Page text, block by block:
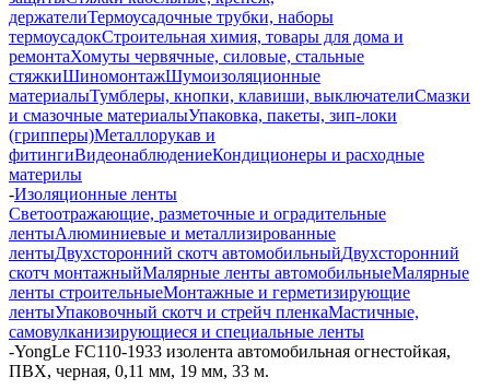
держателиТермоусадочные трубки, наборы
термоусадокСтроительная химия, товары для дома и
ремонтаХомуты червячные, силовые, стальные
стяжкиШиномонтажШумоизоляционные
материалыТумблеры, кнопки, клавиши, выключателиСмазки
и смазочные материалыУпаковка, пакеты, зип-локи
(грипперы)Металлорукав и
фитингиВидеонаблюдениеКондиционеры и расходные
материлы
-Изоляционные ленты
Светоотражающие, разметочные и оградительные
лентыАлюминиевые и металлизированные
лентыДвухсторонний скотч автомобильныйДвухсторонний
скотч монтажныйМалярные ленты автомобильныеМалярные
ленты строительныеМонтажные и герметизирующие
лентыУпаковочный скотч и стрейч пленкаМастичные,
самовулканизирующиеся и специальные ленты
-YongLe FC110-1933 изолента автомобильная огнестойкая,
ПВХ, черная, 0,11 мм, 19 мм, 33 м.